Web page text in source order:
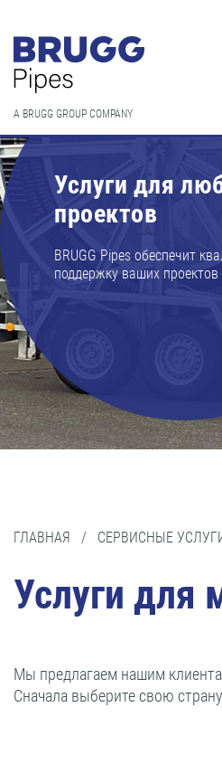
A BRUGG GROUP COMPANY
Услуги для
проектов
BRUGG Pipes обеспечит
поддержку ваших проектов
ГЛАВНАЯ / СЕРВИСНЫЕ
Услуги для
Мы предлагаем нашим
Сначала выберите свою